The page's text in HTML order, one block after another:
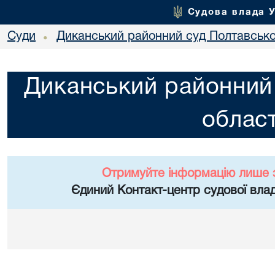
Судова влада
Суди • Диканський районний суд
Диканський районний
Отримуйте інформацію лише
Єдиний Контакт-центр судової